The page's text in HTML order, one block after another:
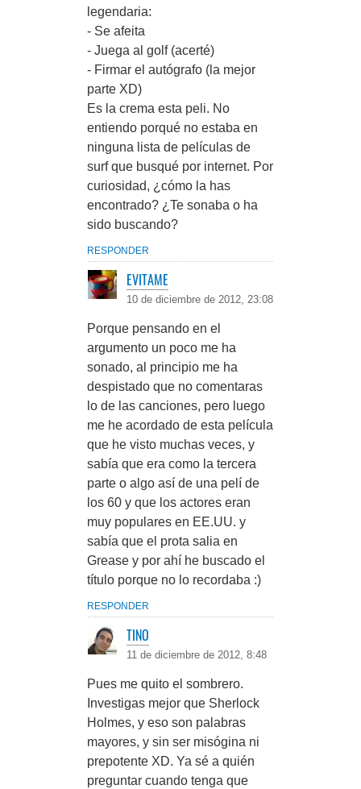
legendaria:
- Se afeita
- Juega al golf (acerté)
- Firmar el autógrafo (la mejor
parte XD)
Es la crema esta peli. No
entiendo porqué no estaba en
ninguna lista de películas de
surf que busqué por internet. Por
curiosidad, ¿cómo la has
encontrado? ¿Te sonaba o ha
sido buscando?
RESPONDER
EVITAME
10 de diciembre de 2012, 23:08
Porque pensando en el
argumento un poco me ha
sonado, al principio me ha
despistado que no comentaras
lo de las canciones, pero luego
me he acordado de esta película
que he visto muchas veces, y
sabía que era como la tercera
parte o algo así de una pelí de
los 60 y que los actores eran
muy populares en EE.UU. y
sabía que el prota salia en
Grease y por ahí he buscado el
título porque no lo recordaba :)
RESPONDER
TINO
11 de diciembre de 2012, 8:48
Pues me quito el sombrero.
Investigas mejor que Sherlock
Holmes, y eso son palabras
mayores, y sin ser misógina ni
prepotente XD. Ya sé a quién
preguntar cuando tenga que